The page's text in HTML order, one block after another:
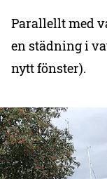
Parallellt med
en städning i
nytt fönster).